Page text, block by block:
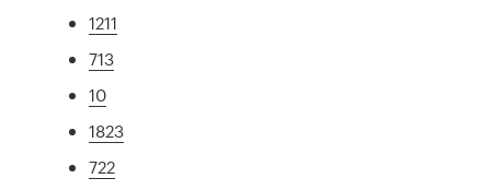
1211
713
10
1823
722